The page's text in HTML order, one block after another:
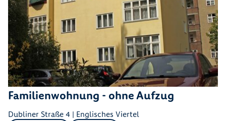
Familienwohnung - ohne Aufzug
Dubliner Straße 4 | Englisches Viertel